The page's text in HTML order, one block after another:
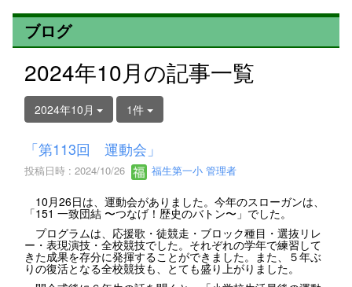
ブログ
2024年10月の記事一覧
2024年10月 1件
「第113回 運動会」
投稿日時 : 2024/10/26 福生第一小 管理者
10月26日は、運動会がありました。今年のスローガンは、
「151 一致団結 〜つなげ！歴史のバトン〜」でした。
プログラムは、応援歌・徒競走・ブロック種目・選抜リレ
ー・表現演技・全校競技でした。それぞれの学年で練習して
きた成果を存分に発揮することができました。また、５年ぶ
りの復活となる全校競技も、とても盛り上がりました。